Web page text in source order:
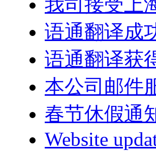
语通翻译成
语通翻译获
本公司邮件
春节休假通
Website